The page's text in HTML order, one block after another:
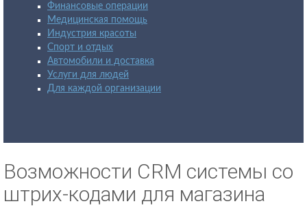
Финансовые операции
Медицинская помощь
Индустрия красоты
Спорт и отдых
Автомобили и доставка
Услуги для людей
Для каждой организации
Возможности CRM системы со
штрих-кодами для магазина